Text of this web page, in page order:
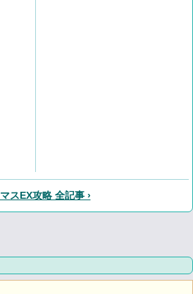
スEX攻略 全記事 ›